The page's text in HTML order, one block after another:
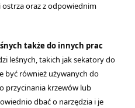
oraz z odpowiednim
także do innych prac
leśnych, takich jak sekatory do
być również używanych do
przycinania krzewów lub
dbać o narzędzia i je